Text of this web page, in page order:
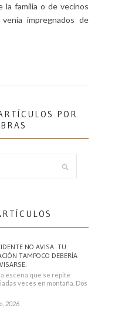
la familia o de vecinos
impregnados de
POR
NO AVISA. TU
TAMPOCO DEBERÍA
escena que se repite
veces en montaña. Dos
2026